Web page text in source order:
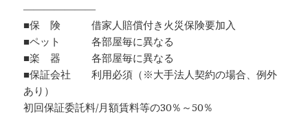
―――――――
■保 険 借家人賠償付き火災保険要加入
■ペット 各部屋毎に異なる
■楽 器 各部屋毎に異なる
■保証会社 利用必須（※大手法人契約の場合、例外
あり）
初回保証委託料/月額賃料等の30％～50％